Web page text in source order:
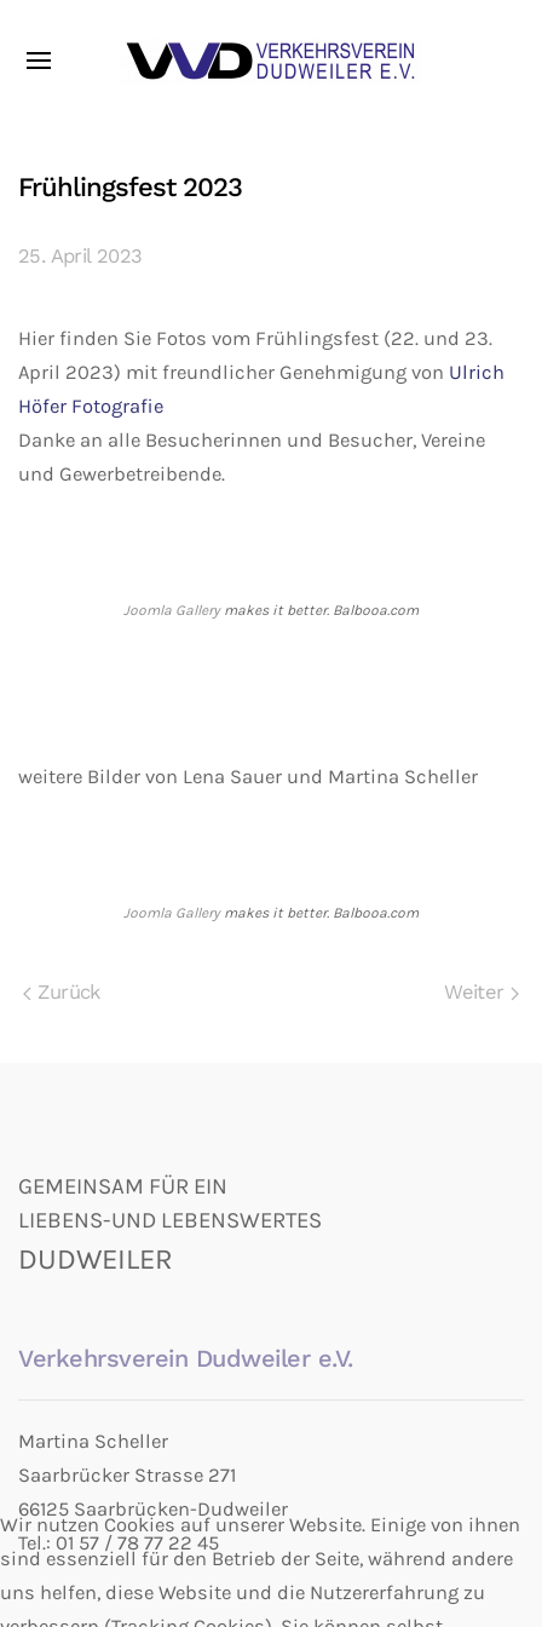
Frühlingsfest 2023
25. April 2023
Hier finden Sie Fotos vom Frühlingsfest (22. und 23.
April 2023) mit freundlicher Genehmigung von Ulrich
Höfer Fotografie
Danke an alle Besucherinnen und Besucher, Vereine
und Gewerbetreibende.
Joomla Gallerymakes it better. Balbooa.com
weitere Bilder von Lena Sauer und Martina Scheller
Joomla Gallerymakes it better. Balbooa.com
Zurück Weiter
GEMEINSAM FÜR EIN
LIEBENS-UND LEBENSWERTES
DUDWEILER
Verkehrsverein Dudweiler e.V.
Martina Scheller
Saarbrücker Strasse 271
66125 Saarbrücken-Dudweiler
Tel.: 01 57 / 78 77 22 45
Wir nutzen Cookies auf unserer Website. Einige von ihnen
sind essenziell für den Betrieb der Seite, während andere
uns helfen, diese Website und die Nutzererfahrung zu